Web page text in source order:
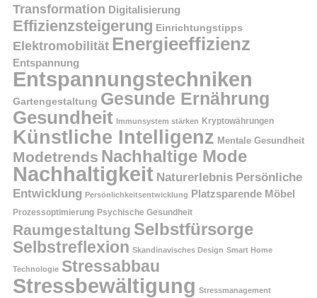
Transformation Digitalisierung
Effizienzsteigerung Einrichtungstipps
Elektromobilität Energieeffizienz
Entspannung
Entspannungstechniken
Gartengestaltung Gesunde Ernährung
Gesundheit Immunsystem stärken Kryptowährungen
Künstliche Intelligenz Mentale Gesundheit
Modetrends Nachhaltige Mode
Nachhaltigkeit Naturerlebnis Persönliche
Entwicklung Persönlichkeitsentwicklung Platzsparende Möbel
Prozessoptimierung Psychische Gesundheit
Raumgestaltung Selbstfürsorge
Selbstreflexion Skandinavisches Design Smart Home
Technologie Stressabbau
Stressbewältigung Stressmanagement